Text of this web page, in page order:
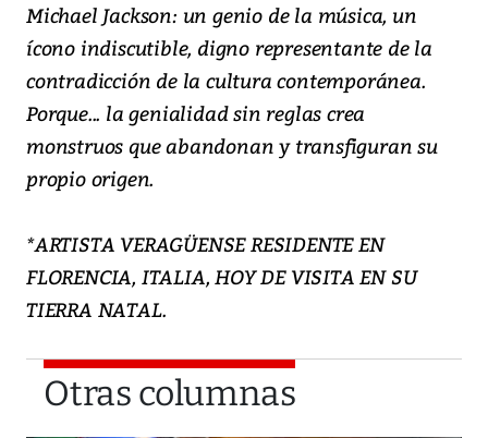
Michael Jackson: un genio de la música, un
ícono indiscutible, digno representante de la
contradicción de la cultura contemporánea.
Porque... la genialidad sin reglas crea
monstruos que abandonan y transfiguran su
propio origen.
*ARTISTA VERAGÜENSE RESIDENTE EN
FLORENCIA, ITALIA, HOY DE VISITA EN SU
TIERRA NATAL.
Otras columnas